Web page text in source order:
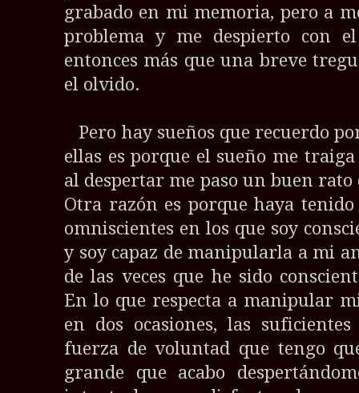
grabado en mi memoria, pero a
problema y me despierto con
entonces más que una breve
el olvido.
Pero hay sueños que recuerdo
ellas es porque el sueño me
al despertar me paso un buen
Otra razón es porque haya tenido
omniscientes en los que soy
y soy capaz de manipularla a mi
de las veces que he sido
En lo que respecta a manipular
en dos ocasiones, las
fuerza de voluntad que tengo
grande que acabo